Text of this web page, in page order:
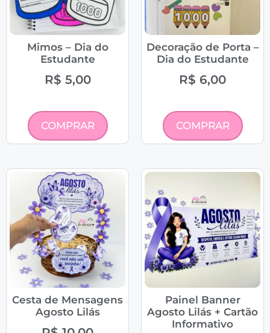
Mimos – Dia do
Estudante
R$ 5,00
COMPRAR
Decoração de Porta –
Dia do Estudante
R$ 6,00
COMPRAR
Cesta de Mensagens
Agosto Lilás
Painel Banner
Agosto Lilás + Cartão
Informativo